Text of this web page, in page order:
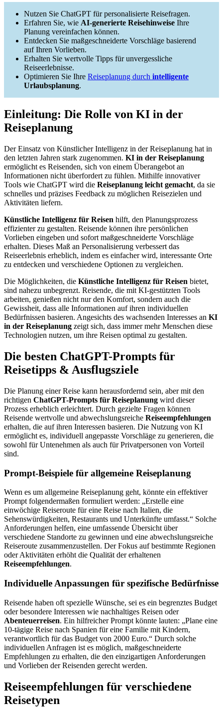
Nutzen Sie ChatGPT für personalisierte Reisefragen.
Erfahren Sie, wie AI-generierte Reisehinweise Ihre
Planung vereinfachen können.
Entdecken Sie maßgeschneiderte Vorschläge basierend
auf Ihren Vorlieben.
Erhalten Sie wertvolle Tipps für unvergessliche
Reiseerlebnisse.
Optimieren Sie Ihre Reiseplanung durch intelligente
Urlaubsplanung.
Einleitung: Die Rolle von KI in der
Reiseplanung
Der Einsatz von Künstlicher Intelligenz in der Reiseplanung hat in
den letzten Jahren stark zugenommen. KI in der Reiseplanung
ermöglicht es Reisenden, sich von einem Überangebot an
Informationen nicht überfordert zu fühlen. Mithilfe innovativer
Tools wie ChatGPT wird die Reiseplanung leicht gemacht, da sie
schnelles und präzises Feedback zu möglichen Reisezielen und
Aktivitäten liefern.
Künstliche Intelligenz für Reisen hilft, den Planungsprozess
effizienter zu gestalten. Reisende können ihre persönlichen
Vorlieben eingeben und sofort maßgeschneiderte Vorschläge
erhalten. Dieses Maß an Personalisierung verbessert das
Reiseerlebnis erheblich, indem es einfacher wird, interessante Orte
zu entdecken und verschiedene Optionen zu vergleichen.
Die Möglichkeiten, die Künstliche Intelligenz für Reisen bietet,
sind nahezu unbegrenzt. Reisende, die mit KI-gestützten Tools
arbeiten, genießen nicht nur den Komfort, sondern auch die
Gewissheit, dass alle Informationen auf ihren individuellen
Bedürfnissen basieren. Angesichts des wachsenden Interesses an KI
in der Reiseplanung zeigt sich, dass immer mehr Menschen diese
Technologien nutzen, um ihre Reisen optimal zu gestalten.
Die besten ChatGPT-Prompts für
Reisetipps & Ausflugsziele
Die Planung einer Reise kann herausfordernd sein, aber mit den
richtigen ChatGPT-Prompts für Reiseplanung wird dieser
Prozess erheblich erleichtert. Durch gezielte Fragen können
Reisende wertvolle und abwechslungsreiche Reiseempfehlungen
erhalten, die auf ihren Interessen basieren. Die Nutzung von KI
ermöglicht es, individuell angepasste Vorschläge zu generieren, die
sowohl für Untenehmen als auch für Privatpersonen von Vorteil
sind.
Prompt-Beispiele für allgemeine Reiseplanung
Wenn es um allgemeine Reiseplanung geht, könnte ein effektiver
Prompt folgendermaßen formuliert werden: „Erstelle eine
einwöchige Reiseroute für eine Reise nach Italien, die
Sehenswürdigkeiten, Restaurants und Unterkünfte umfasst.“ Solche
Anforderungen helfen, eine umfassende Übersicht über
verschiedene Standorte zu gewinnen und eine abwechslungsreiche
Reiseroute zusammenzustellen. Der Fokus auf bestimmte Regionen
oder Aktivitäten erhöht die Qualität der erhaltenen
Reiseempfehlungen.
Individuelle Anpassungen für spezifische Bedürfnisse
Reisende haben oft spezielle Wünsche, sei es ein begrenztes Budget
oder besondere Interessen wie nachhaltiges Reisen oder
Abenteuerreisen. Ein hilfreicher Prompt könnte lauten: „Plane eine
10-tägige Reise nach Spanien für eine Familie mit Kindern,
verantwortlich für das Budget von 2000 Euro.“ Durch solche
individuellen Anfragen ist es möglich, maßgeschneiderte
Empfehlungen zu erhalten, die den einzigartigen Anforderungen
und Vorlieben der Reisenden gerecht werden.
Reiseempfehlungen für verschiedene
Reisetypen